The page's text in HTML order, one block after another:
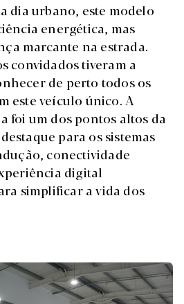
dia urbano, este modelo
energética, mas
marcante na estrada.
convidados tiveram a
de perto todos os
este veículo único. A
foi um dos pontos altos da
para os sistemas
conectividade
digital
simplificar a vida dos